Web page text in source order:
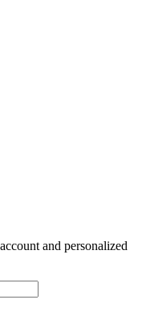
and personalized